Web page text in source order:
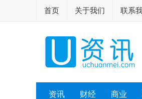
首页 关于我们 联系
资讯 财经 商业